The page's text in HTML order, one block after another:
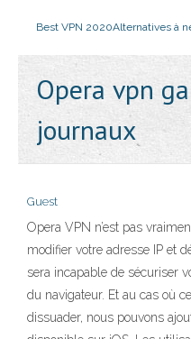
Best VPN 2020Alternatives à
Opera vpn
journaux
Guest
Opera VPN n’est pas
modifier votre adresse IP et
sera incapable de sécuriser
du navigateur. Et au cas où
dissuader, nous pouvons